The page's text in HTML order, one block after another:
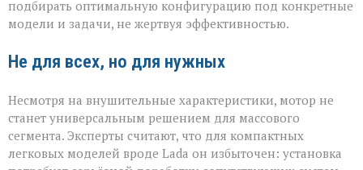
подбирать оптимальную конфигурацию под конкретные
модели и задачи, не жертвуя эффективностью.
Не для всех, но для нужных
Несмотря на внушительные характеристики, мотор не
станет универсальным решением для массового
сегмента. Эксперты считают, что для компактных
легковых моделей вроде Lada он избыточен: установка